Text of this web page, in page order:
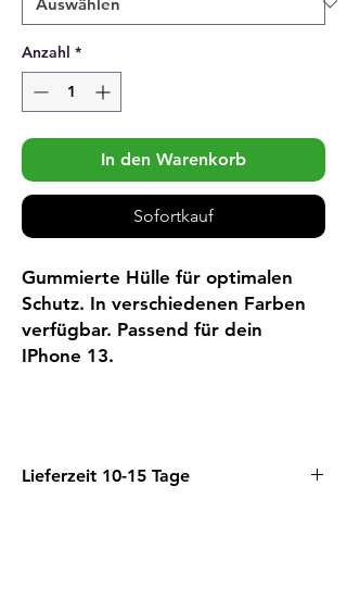
Anzahl *
In den Warenkorb
Sofortkauf
Gummierte Hülle für optimalen
Schutz. In verschiedenen Farben
verfügbar. Passend für dein
IPhone 13.
Lieferzeit 10-15 Tage